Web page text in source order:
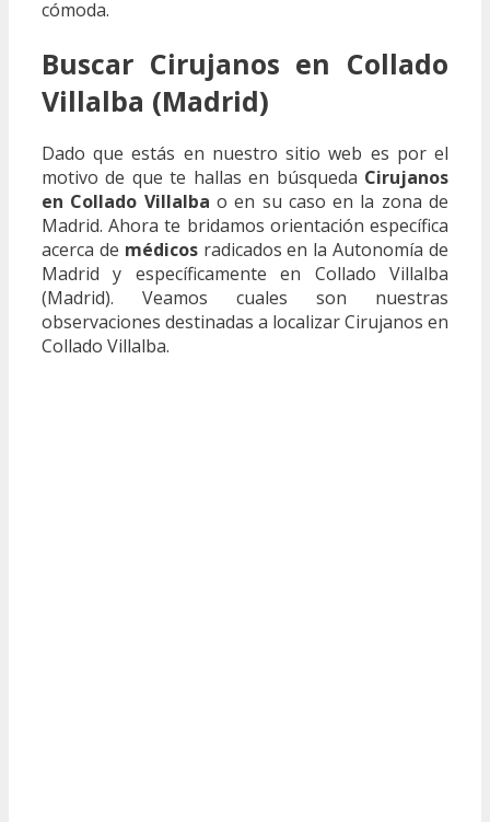
cómoda.
Buscar Cirujanos en Collado
Villalba (Madrid)
Dado que estás en nuestro sitio web es por el
motivo de que te hallas en búsqueda Cirujanos
en Collado Villalba o en su caso en la zona de
Madrid. Ahora te bridamos orientación específica
acerca de médicosradicados en la Autonomía de
Madrid y específicamente en Collado Villalba
(Madrid). Veamos cuales son nuestras
observaciones destinadas a localizar Cirujanos en
Collado Villalba.